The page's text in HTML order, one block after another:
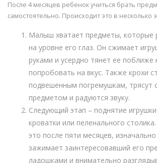
После 4 месяцев ребенок учиться брать
самостоятельно. Происходит это в несколько
Малыш хватает предметы, которые
на уровне его глаз. Он сжимает
руками и усердно тянет ее поближе
попробовать на вкус. Также крохи
подвешенным погремушкам, трясут
предметом и радуются звуку.
Следующий этап – поднятие
кроватки или пеленального
это после пяти месяцев,
зажимает заинтересовавший его
ладошками и внимательно